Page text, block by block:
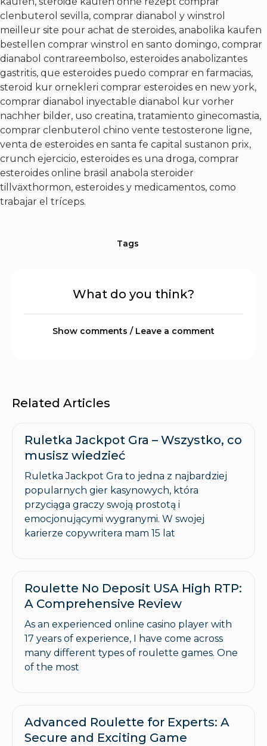
clenbuterol sevilla, comprar dianabol y winstrol
meilleur site pour achat de steroides, anabolika kaufen
bestellen comprar winstrol en santo domingo, comprar
dianabol contrareembolso, esteroides anabolizantes
gastritis, que esteroides puedo comprar en farmacias,
steroid kur ornekleri comprar esteroides en new york,
comprar dianabol inyectable dianabol kur vorher
nachher bilder, uso creatina, tratamiento ginecomastia,
comprar clenbuterol chino vente testosterone ligne,
venta de esteroides en santa fe capital sustanon prix,
crunch ejercicio, esteroides es una droga, comprar
esteroides online brasil anabola steroider
tillväxthormon, esteroides y medicamentos, como
trabajar el tríceps.
Tags
What do you think?
Show comments / Leave a comment
Related Articles
Ruletka Jackpot Gra – Wszystko, co
musisz wiedzieć
Ruletka Jackpot Gra to jedna z najbardziej
popularnych gier kasynowych, która
przyciąga graczy swoją prostotą i
emocjonującymi wygranymi. W swojej
karierze copywritera mam 15 lat
Roulette No Deposit USA High RTP:
A Comprehensive Review
As an experienced online casino player with
17 years of experience, I have come across
many different types of roulette games. One
of the most
Advanced Roulette for Experts: A
Secure and Exciting Game